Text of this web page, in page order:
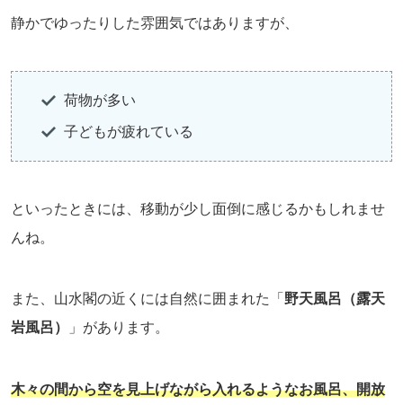
静かでゆったりした雰囲気ではありますが、
荷物が多い
子どもが疲れている
といったときには、移動が少し面倒に感じるかもしれませ
んね。
また、山水閣の近くには自然に囲まれた「 野天風呂（露天
岩風呂）
」があります。
木々の間から空を見上げながら入れるようなお風呂、開放